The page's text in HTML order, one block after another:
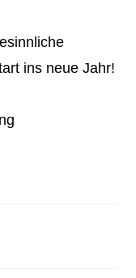
ins neue Jahr!